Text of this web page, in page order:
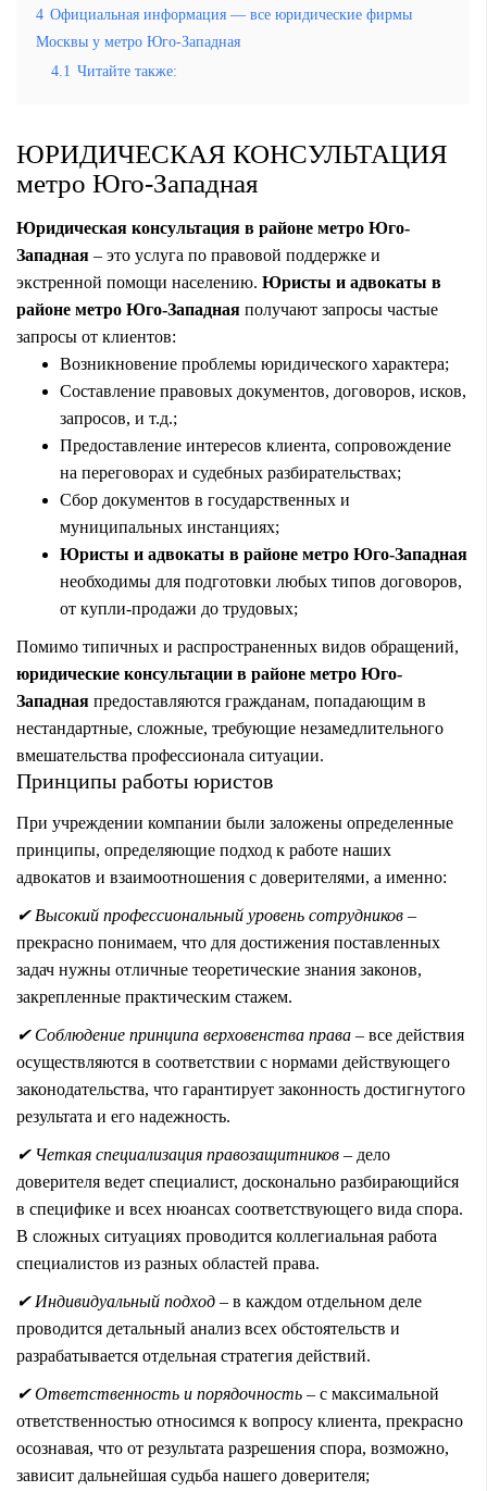
4 Официальная информация — все юридические фирмы
Москвы у метро Юго-Западная
4.1 Читайте также:
ЮРИДИЧЕСКАЯ КОНСУЛЬТАЦИЯ
метро Юго-Западная
Юридическая консультация в районе метро Юго-
Западная – это услуга по правовой поддержке и
экстренной помощи населению. Юристы и адвокаты в
районе метро Юго-Западная получают запросы частые
запросы от клиентов:
Возникновение проблемы юридического характера;
Составление правовых документов, договоров, исков,
запросов, и т.д.;
Предоставление интересов клиента, сопровождение
на переговорах и судебных разбирательствах;
Сбор документов в государственных и
муниципальных инстанциях;
Юристы и адвокаты в районе метро Юго-Западная
необходимы для подготовки любых типов договоров,
от купли-продажи до трудовых;
Помимо типичных и распространенных видов обращений,
юридические консультации в районе метро Юго-
Западная предоставляются гражданам, попадающим в
нестандартные, сложные, требующие незамедлительного
вмешательства профессионала ситуации.
Принципы работы юристов
При учреждении компании были заложены определенные
принципы, определяющие подход к работе наших
адвокатов и взаимоотношения с доверителями, а именно:
✔ Высокий профессиональный уровень сотрудников –
прекрасно понимаем, что для достижения поставленных
задач нужны отличные теоретические знания законов,
закрепленные практическим стажем.
✔ Соблюдение принципа верховенства права – все действия
осуществляются в соответствии с нормами действующего
законодательства, что гарантирует законность достигнутого
результата и его надежность.
✔ Четкая специализация правозащитников – дело
доверителя ведет специалист, досконально разбирающийся
в специфике и всех нюансах соответствующего вида спора.
В сложных ситуациях проводится коллегиальная работа
специалистов из разных областей права.
✔ Индивидуальный подход – в каждом отдельном деле
проводится детальный анализ всех обстоятельств и
разрабатывается отдельная стратегия действий.
✔Ответственность и порядочность – с максимальной
ответственностью относимся к вопросу клиента, прекрасно
осознавая, что от результата разрешения спора, возможно,
зависит дальнейшая судьба нашего доверителя;